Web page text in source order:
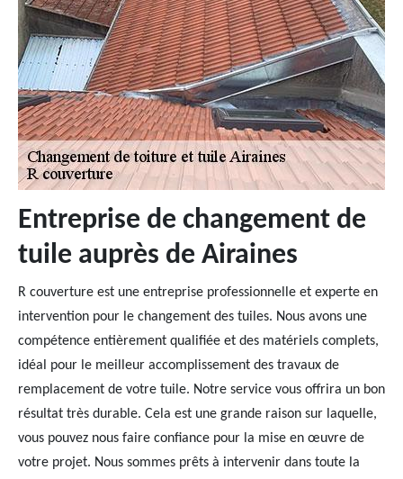
Entreprise de changement de
tuile auprès de Airaines
R couverture est une entreprise professionnelle et experte en
intervention pour le changement des tuiles. Nous avons une
compétence entièrement qualifiée et des matériels complets,
idéal pour le meilleur accomplissement des travaux de
remplacement de votre tuile. Notre service vous offrira un bon
résultat très durable. Cela est une grande raison sur laquelle,
vous pouvez nous faire confiance pour la mise en œuvre de
votre projet. Nous sommes prêts à intervenir dans toute la